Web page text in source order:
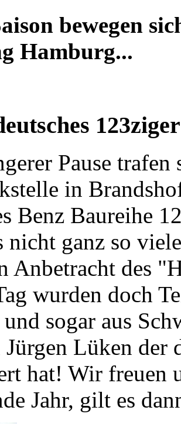
bewegen
Hamburg...
Pause
in
Benz Baureihe
nicht ganz so
Anbetracht des
wurden doch
sogar aus
Lüken der
hat! Wir freuen
Jahr, gilt es